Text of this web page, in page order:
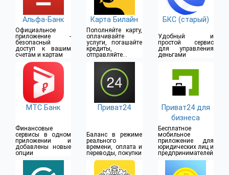
Альфа-Банк
Официальное
приложение -
безопасный
доступ к вашим
счетам и картам
Карта Билайн
Пополняйте карту,
оплачивайте
услуги, погашайте
кредиты,
отправляйте
денежные
переводы
БКС (старый)
Удобный и
простой сервис
для управления
деньгами
МТС Банк
Финансовые
сервисы в одном
приложении и
добавлены новые
опции
Приват24
Баланс в режиме
реального
времени, оплата и
переводы, покупки
Приват24 для
бизнеса
Бесплатное
мобильное
приложение для
юридических лиц и
предпринимателей